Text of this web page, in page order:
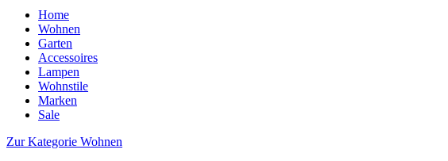
Home
Wohnen
Garten
Accessoires
Lampen
Wohnstile
Marken
Sale
Zur Kategorie Wohnen